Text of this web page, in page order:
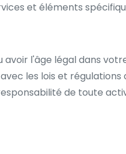
et éléments
avoir l'âge légal dans
les lois et régulations
de toute